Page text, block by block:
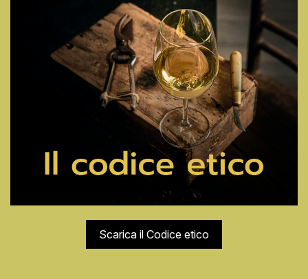
Scarica il Codice etico